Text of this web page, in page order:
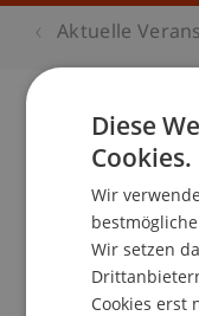
Aktuelle
Diese
Cookies.
Wir
Wir setzen
Cookies erst